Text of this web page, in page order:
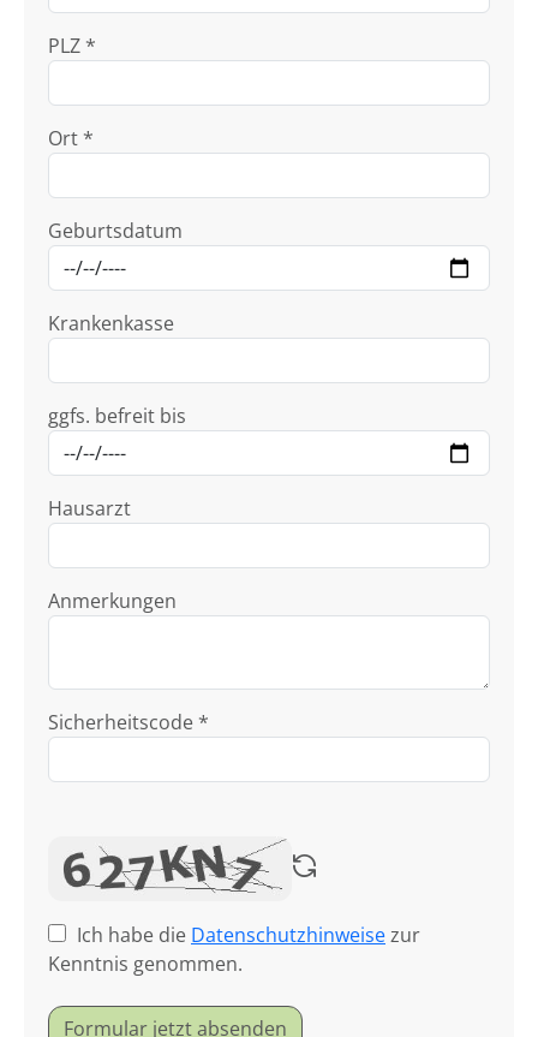
PLZ *
Ort *
Geburtsdatum
Krankenkasse
ggfs. befreit bis
Hausarzt
Anmerkungen
Sicherheitscode *
Ich habe die Datenschutzhinweisezur
Kenntnis genommen.
Formular jetzt absenden